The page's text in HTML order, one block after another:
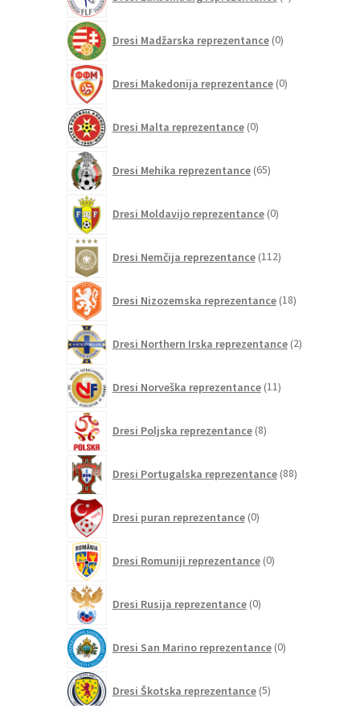
izdelkov
Dresi Madžarska reprezentance 0izdelkov
Dresi Makedonija reprezentance 0izdelkov
Dresi Malta reprezentance 0izdelkov
Dresi Mehika reprezentance 65izdelkov
Dresi Moldavijo reprezentance 0izdelkov
Dresi Nemčija reprezentance 112izdelkov
Dresi Nizozemska reprezentance 18izdelkov
Dresi Northern Irska reprezentance 2izdelka
Dresi Norveška reprezentance 11izdelkov
Dresi Poljska reprezentance 8izdelkov
Dresi Portugalska reprezentance 88izdelkov
Dresi puran reprezentance 0izdelkov
Dresi Romuniji reprezentance 0izdelkov
Dresi Rusija reprezentance 0izdelkov
Dresi San Marino reprezentance 0izdelkov
Dresi Škotska reprezentance 5izdelkov